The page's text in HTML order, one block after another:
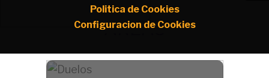
ÁREAS
Politica de Cookies
Configuracion de Cookies
Politica de Cookies
Configuracion de Cookies